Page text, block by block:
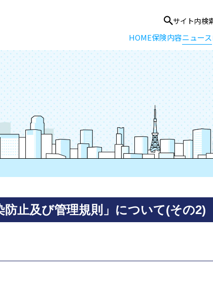
サイト内検
HOME保険内容ニュース
止及び管理規則」について(その2)